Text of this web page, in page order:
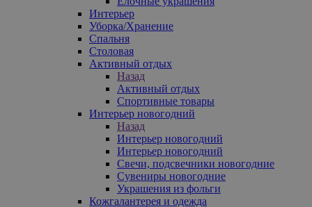
Интерьер
Уборка/Хранение
Спальня
Столовая
Активный отдых
Назад
Активный отдых
Спортивные товары
Интерьер новогодний
Назад
Интерьер новогодний
Интерьер новогодний
Свечи, подсвечники новогодние
Сувениры новогодние
Украшения из фольги
Кожгалантерея и одежда